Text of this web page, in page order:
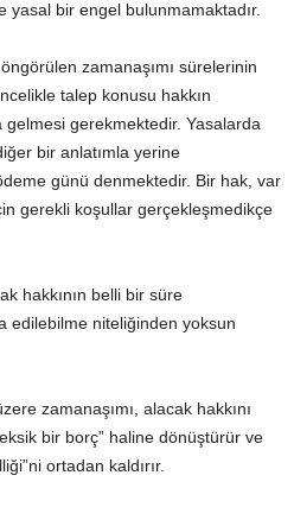
bir engel bulunmamaktadır.
zamanaşımı sürelerinin
talep konusu hakkın
gerekmektedir. Yasalarda
bir anlatımla yerine
günü denmektedir. Bir hak, var
gerekli koşullar gerçekleşmedikçe
hakkının belli bir süre
edilebilme niteliğinden yoksun
zamanaşımı, alacak hakkını
bir borç” haline dönüştürür ve
ortadan kaldırır.